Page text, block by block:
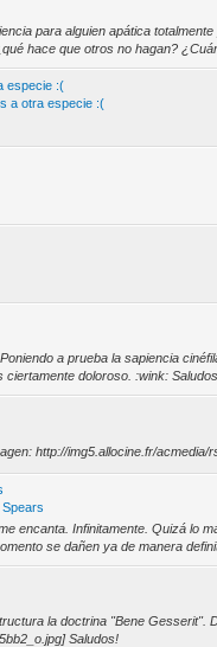
para alguien apática
hace que otros no hagan?
especie :(
a otra especie :(
a prueba la sapiencia
doloroso. :wink:
http://img5.allocine.fr/acmedia/
encanta. Infinitamente. Quizá lo
se dañen ya de manera
la doctrina "Bene Gesserit".
Saludos!